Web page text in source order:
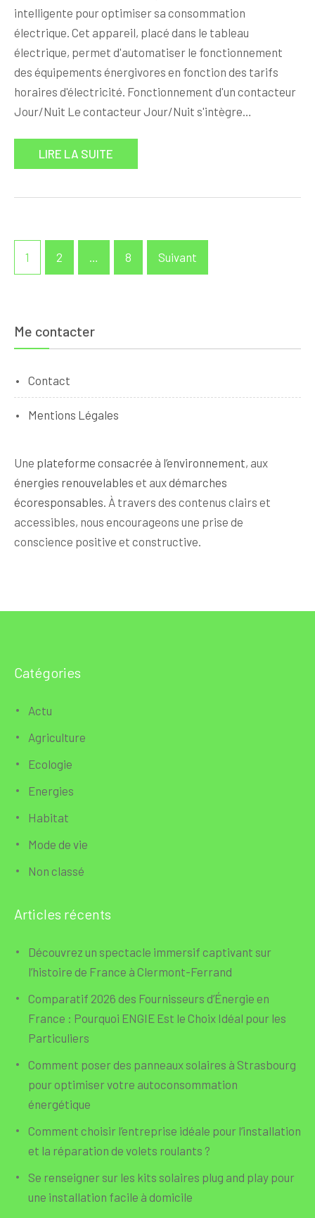
intelligente pour optimiser sa consommation
électrique. Cet appareil, placé dans le tableau
électrique, permet d'automatiser le fonctionnement
des équipements énergivores en fonction des tarifs
horaires d'électricité. Fonctionnement d'un contacteur
Jour/Nuit Le contacteur Jour/Nuit s'intègre…
LIRE LA SUITE
Pagination
des1 2 8 Suivant
Me contacter
Contact
Mentions Légales
Une plateforme consacrée à l’environnement, aux
énergies renouvelables et auxdémarches
écoresponsables . À travers des contenus clairs et
accessibles, nous encourageons une prise de
conscience positive et constructive.
Catégories
Actu
Agriculture
Ecologie
Energies
Habitat
Mode de vie
Non classé
Articles récents
Découvrez un spectacle immersif captivant sur
l’histoire de France à Clermont-Ferrand
Comparatif 2026 des Fournisseurs d’Énergie en
France : Pourquoi ENGIE Est le Choix Idéal pour les
Particuliers
Comment poser des panneaux solaires à Strasbourg
pour optimiser votre autoconsommation
énergétique
Comment choisir l’entreprise idéale pour l’installation
et la réparation de volets roulants ?
Se renseigner sur les kits solaires plug and play pour
une installation facile à domicile